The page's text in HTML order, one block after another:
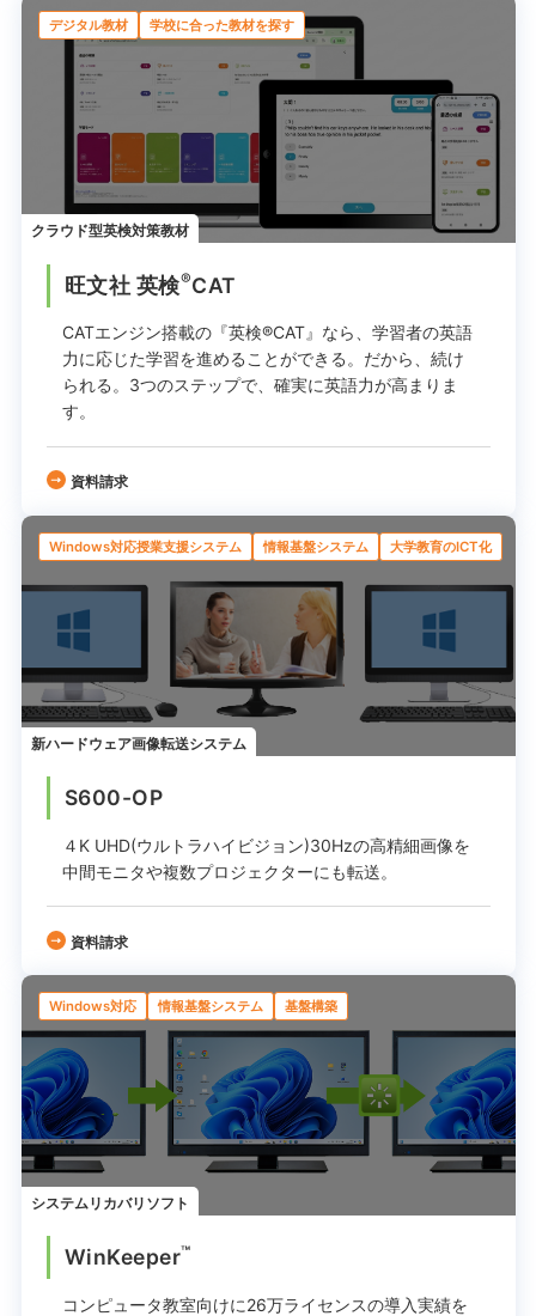
デジタル教材 学校に合った教材を探す
クラウド型英検対策教材
旺文社 英検®CAT
CATエンジン搭載の『英検®CAT』なら、学習者の英語
力に応じた学習を進めることができる。 だから、続け
られる。 3つのステップで、確実に英語力が高まりま
す。
資料請求
Windows対応授業支援システム 情報基盤システム 大学教育のICT化
新ハードウェア画像転送システム
S600-OP
４K UHD(ウルトラハイビジョン)30Hzの高精細画像を
中間モニタや複数プロジェクターにも転送。
資料請求
Windows対応 情報基盤システム 基盤構築
システムリカバリソフト
WinKeeper™
コンピュータ教室向けに26万ライセンスの導入実績を